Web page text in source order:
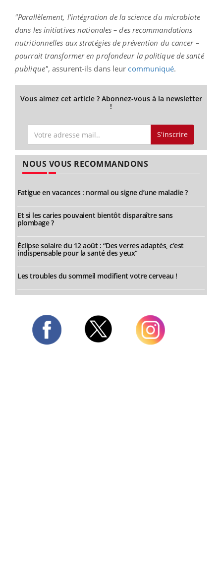
"Parallèlement, l'intégration de la science du microbiote
dans les initiatives nationales – des recommandations
nutritionnelles aux stratégies de prévention du cancer –
pourrait transformer en profondeur la politique de santé
publique", assurent-ils dans leur communiqué.
Vous aimez cet article ? Abonnez-vous à la newsletter
!
S'inscrire
NOUS VOUS RECOMMANDONS
Fatigue en vacances : normal ou signe d’une maladie ?
Et si les caries pouvaient bientôt disparaître sans
plombage ?
Éclipse solaire du 12 août : “Des verres adaptés, c'est
indispensable pour la santé des yeux”
Les troubles du sommeil modifient votre cerveau !